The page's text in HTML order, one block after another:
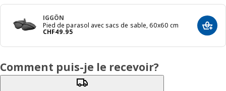
IGGÖN
Pied de parasol avec sacs de sable, 60x60 cm
CHF49.95
Prix CHF 49.95 Dans
Comment puis-je le recevoir?